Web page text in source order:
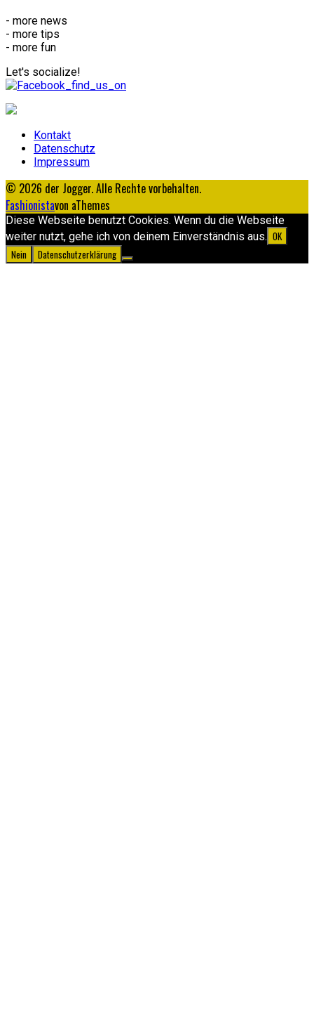
- more news
- more tips
- more fun
Let's socialize!
Kontakt
Datenschutz
Impressum
© 2026 der Jogger. Alle Rechte vorbehalten.
Fashionistavon aThemes
Diese Webseite benutzt Cookies. Wenn du die Webseite
weiter nutzt, gehe ich von deinem Einverständnis aus. OK
Nein
Datenschutzerklärung